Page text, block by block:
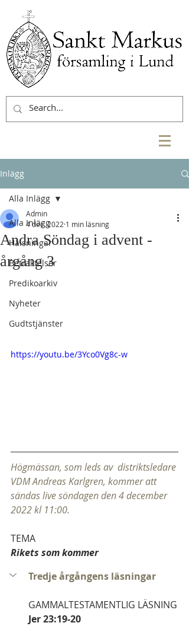
Inlägg
Alla Inlägg
Hälsningar
Betraktelser
Predikoarkiv
Nyheter
Gudtstjänster
Alla Inlägg
Andra Söndag i advent -
årgång 3
Admin
4 dec. 2022 1 min läsning
https://youtu.be/3Yco0Vg8c-w
Högmässan, som leds av  distriktsledare
VDM Andreas Karlgren, kommer att
sändas live söndagen den 4 december
2022 kl 11:00.
TEMA
Rikets som kommer
Tredje årgångens läsningar
GAMMALTESTAMENTLIG LÄSNING
Jer 23:19-20